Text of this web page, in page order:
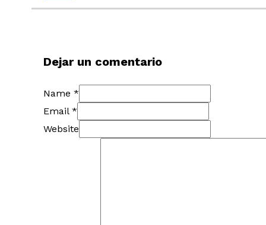
Dejar un comentario
Name *
Email *
Website